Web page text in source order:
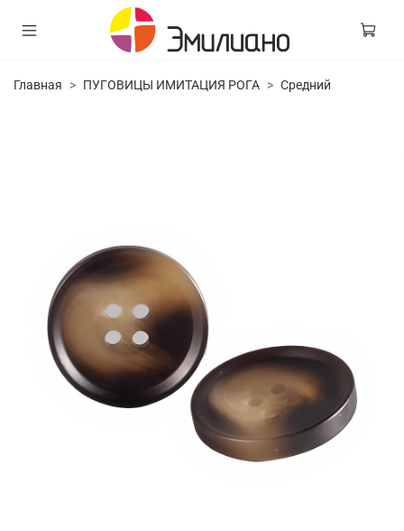
Главная ПУГОВИЦЫ ИМИТАЦИЯ РОГА Средний